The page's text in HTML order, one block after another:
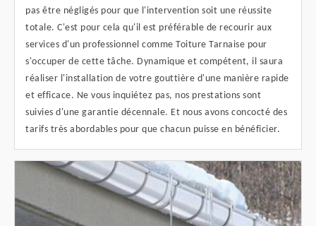
pas être négligés pour que l'intervention soit une réussite
totale. C'est pour cela qu'il est préférable de recourir aux
services d'un professionnel comme Toiture Tarnaise pour
s'occuper de cette tâche. Dynamique et compétent, il saura
réaliser l'installation de votre gouttière d'une manière rapide
et efficace. Ne vous inquiétez pas, nos prestations sont
suivies d'une garantie décennale. Et nous avons concocté des
tarifs très abordables pour que chacun puisse en bénéficier.